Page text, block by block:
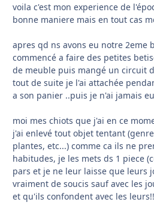
voila c'est mon experience de
bonne maniere mais en tout cas
apres qd ns avons eu notre 2eme
commencé a faire des petites
de meuble puis mangé un circuit
tout de suite je l'ai attachée
a son panier ..puis je n'ai jamais
moi mes chiots que j'ai en ce
j'ai enlevé tout objet tentant
plantes, etc...) comme ca ils ne
habitudes, je les mets ds 1 piece
pars et je ne leur laisse que leurs
vraiment de soucis sauf avec les
et qu'ils confondent avec les